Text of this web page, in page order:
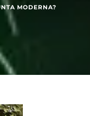
MODERNA?